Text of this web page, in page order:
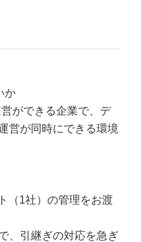
か
ができる企業で、デ
営が同時にできる環境
（1社）の管理をお渡
、引継ぎの対応を急ぎ